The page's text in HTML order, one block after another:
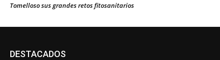
Tomelloso sus grandes retos fitosanitarios
DESTACADOS